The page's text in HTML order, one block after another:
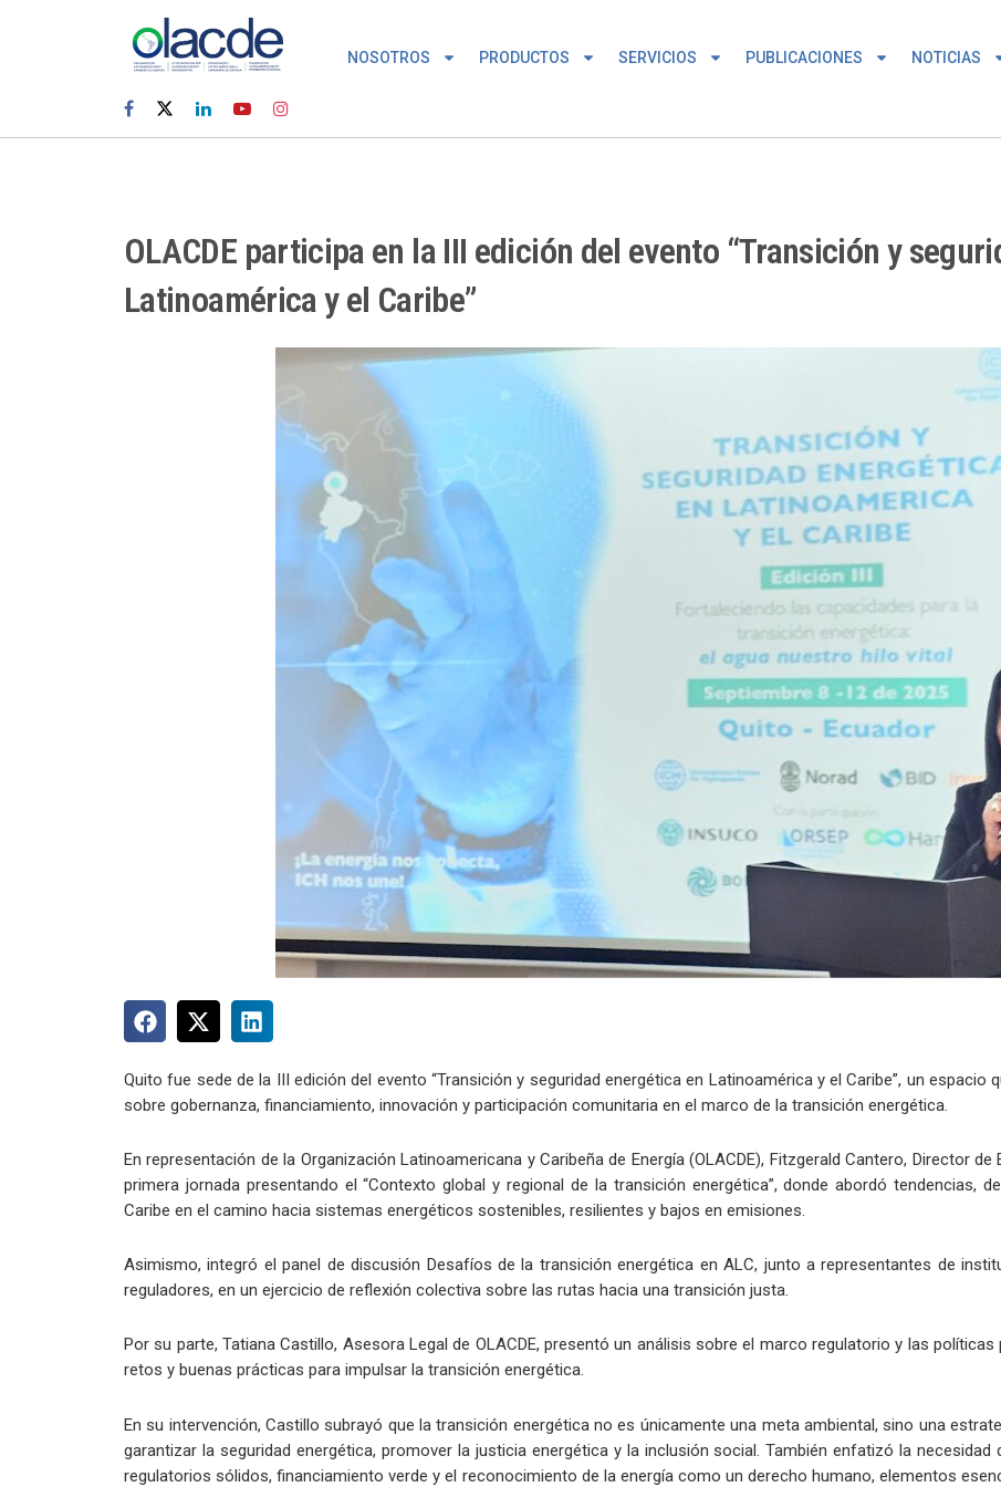
NOSOTROS PRODUCTOS SERVICIOS PUBLICACIONES NOTICIAS
OLACDE participa en la III edición del evento “Transición y
Latinoamérica y el Caribe”
Quito fue sede de la III edición del evento “Transición y seguridad energética en Latinoamérica y el Caribe”, un
sobre gobernanza, financiamiento, innovación y participación comunitaria en el marco de la transición energética.
En representación de la Organización Latinoamericana y Caribeña de Energía (OLACDE), Fitzgerald Cantero, Director
primera jornada presentando el “Contexto global y regional de la transición energética”, donde abordó tendencias,
Caribe en el camino hacia sistemas energéticos sostenibles, resilientes y bajos en emisiones.
Asimismo, integró el panel de discusión Desafíos de la transición energética en ALC, junto a representantes de
reguladores, en un ejercicio de reflexión colectiva sobre las rutas hacia una transición justa.
Por su parte, Tatiana Castillo, Asesora Legal de OLACDE, presentó un análisis sobre el marco regulatorio y las
retos y buenas prácticas para impulsar la transición energética.
En su intervención, Castillo subrayó que la transición energética no es únicamente una meta ambiental, sino una
garantizar la seguridad energética, promover la justicia energética y la inclusión social. También enfatizó la
regulatorios sólidos, financiamiento verde y el reconocimiento de la energía como un derecho humano, elementos